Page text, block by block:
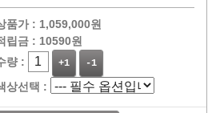
품가 : 1,059,000원
립금 : 10590원
량 :
+1 -1
상선택 :